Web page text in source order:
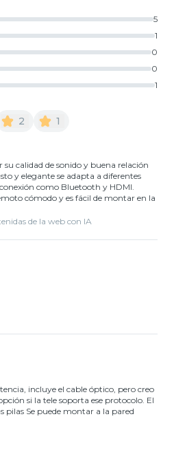
5
1
0
0
1
2 1
su calidad de sonido y buena relación
y elegante se adapta a diferentes
como Bluetooth y HDMI.
cómodo y es fácil de montar en la
de la web con IA
incluye el cable óptico, pero creo
si la tele soporta ese protocolo. El
pilas Se puede montar a la pared